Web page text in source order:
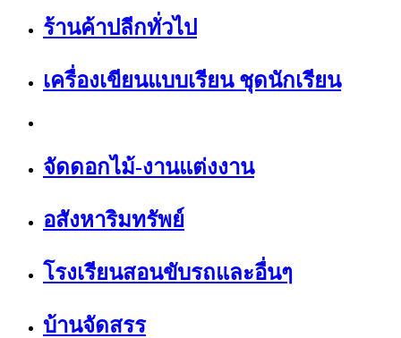
ร้านค้าปลีกทั่วไป
เครื่องเขียนแบบเรียน ชุดนักเรียน
จัดดอกไม้-งานแต่งงาน
อสังหาริมทรัพย์
โรงเรียนสอนขับรถและอื่นๆ
บ้านจัดสรร